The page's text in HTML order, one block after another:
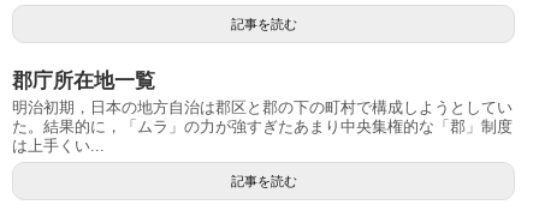
記事を読む
郡庁所在地一覧
明治初期，日本の地方自治は郡区と郡の下の町村で構成しようとしてい
た。結果的に，「ムラ」の力が強すぎたあまり中央集権的な「郡」制度
は上手くい...
記事を読む